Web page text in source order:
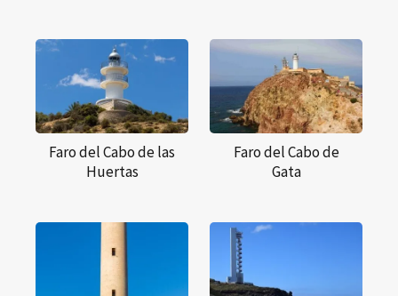
Faro del Cabo de las
Huertas
Faro del Cabo de
Gata